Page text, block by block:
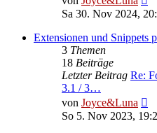
Sa 30. Nov 2024,
Extensionen und Snippets
3 Themen
18 Beiträge
Letzter Beitrag Re:
3.1 / 3…
von Joyce&Luna
So 5. Nov 2023,